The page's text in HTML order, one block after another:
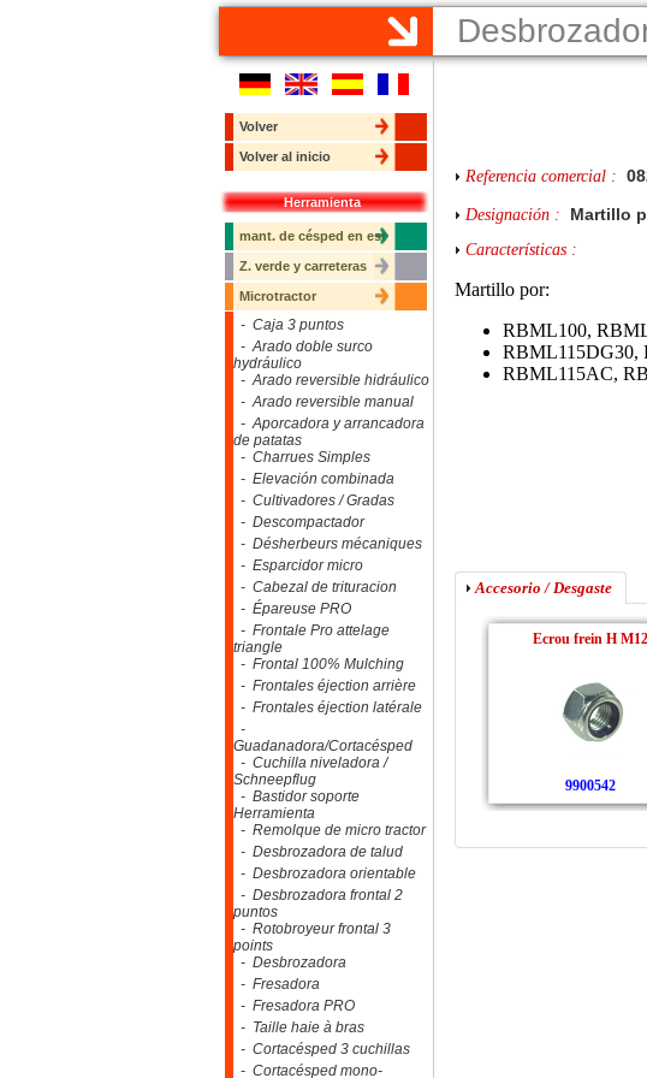
Volver
Volver al inicio
Herramienta
mant. de césped en est
Z. verde y carreteras
Microtractor
- Caja 3 puntos
- Arado doble surco
hydráulico
- Arado reversible hidráulico
- Arado reversible manual
- Aporcadora y arrancadora
de patatas
- Charrues Simples
- Elevación combinada
- Cultivadores / Gradas
- Descompactador
- Désherbeurs mécaniques
- Esparcidor micro
- Cabezal de trituracion
- Épareuse PRO
- Frontale Pro attelage
triangle
- Frontal 100% Mulching
- Frontales éjection arrière
- Frontales éjection latérale
-
Guadanadora/Cortacésped
- Cuchilla niveladora /
Schneepflug
- Bastidor soporte
Herramienta
- Remolque de micro tractor
- Desbrozadora de talud
- Desbrozadora orientable
- Desbrozadora frontal 2
puntos
- Rotobroyeur frontal 3
points
- Desbrozadora
- Fresadora
- Fresadora PRO
- Taille haie à bras
- Cortacésped 3 cuchillas
- Cortacésped mono-
Referencia comercial :
Designación : Martillo
Características :
Martillo por:
RBML100,
RBML115DG30,
RBML115AC,
Accesorio / Desgaste
Ecrou frein H M12
9900542